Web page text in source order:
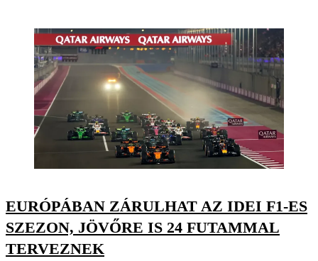
EURÓPÁBAN ZÁRULHAT AZ IDEI F1-ES
SZEZON, JÖVŐRE IS 24 FUTAMMAL
TERVEZNEK